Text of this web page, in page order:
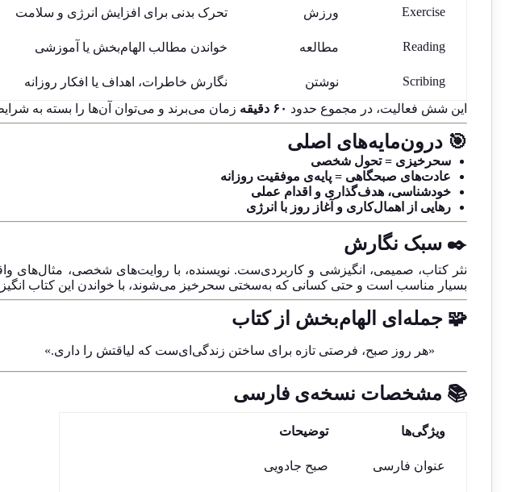
Exercise ورزش تحرک بدنی برای افزایش انرژی و سلامت
Reading مطالعه خواندن مطالب الهام‌بخش یا آموزشی
Scribing نوشتن
نگارش خاطرات، اهداف یا افکار روزانه
این شش فعالیت، در مجموع حدود ۶۰ دقیقه زمان می‌برند و می‌توان آن‌ها را بسته به
🎯 درون‌مایه‌های اصلی
سحرخیزی = تحول شخصی
عادت‌های صبحگاهی = پایه‌ی موفقیت روزانه
خودشناسی، هدف‌گذاری و اقدام عملی
رهایی از اهمال‌کاری و آغاز روز با انرژی
✒️ سبک نگارش
نثر کتاب، صمیمی، انگیزشی و کاربردی‌ست. نویسنده، با روایت‌های شخصی،
بسیار مناسب است و حتی کسانی که به‌سختی سحرخیز می‌شوند، با خواندن این کتاب
🧩 جمله‌ای الهام‌بخش از کتاب
«هر روز صبح، فرصتی تازه برای ساختن زندگی‌ای‌ست که لیاقتش را داری.»
📚 مشخصات نسخه‌ی فارسی
ویژگی‌ها توضیحات
عنوان فارسی صبح جادویی